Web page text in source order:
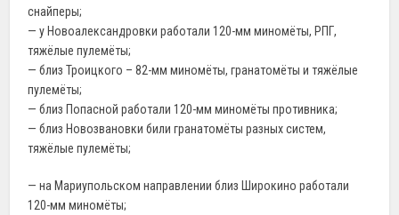
снайперы;
— у Новоалександровки работали 120-мм миномёты, РПГ,
тяжёлые пулемёты;
— близ Троицкого – 82-мм миномёты, гранатомёты и тяжёлые
пулемёты;
— близ Попасной работали 120-мм миномёты противника;
— близ Новозвановки били гранатомёты разных систем,
тяжёлые пулемёты;
— на Мариупольском направлении близ Широкино работали
120-мм миномёты;